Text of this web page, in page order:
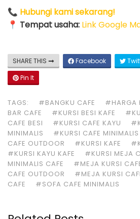
📞 Hubungi kami sekarang!
📍 Tempat usaha: Link Google
SHARE THIS Facebook
Pin It
TAGS: #BANGKU CAFE #HARGA
BAR CAFE
#KURSI BESI KAFE
CAFE BESI
#KURSI CAFE KAYU
MINIMALIS
#KURSI CAFE MINIMALIS
CAFE OUTDOOR
#KURSI KAFE
#KURSI KAYU KAFE
#KURSI MEJA
MINIMALIS CAFE
#MEJA KURSI
CAFE OUTDOOR
#MEJA KURSI
CAFE
#SOFA CAFE MINIMALIS